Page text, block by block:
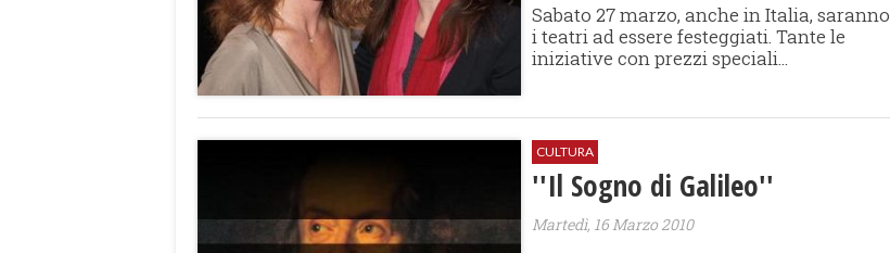
Sabato 27 marzo, anche in Italia, saranno
i teatri ad essere festeggiati. Tante le
iniziative con prezzi speciali...
CULTURA
''Il Sogno di Galileo''
Martedì, 16 Marzo 2010